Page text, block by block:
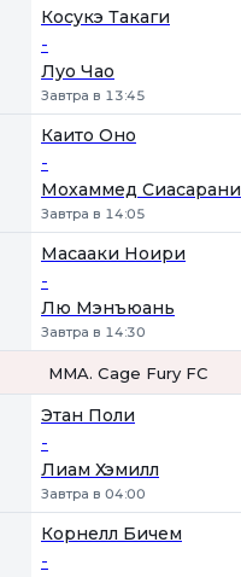
Косукэ Такаги
-
Луо Чао
Завтра в 13:45
Каито Оно
-
Мохаммед Сиасарани
Завтра в 14:05
Масааки Ноири
-
Лю Мэнъюань
Завтра в 14:30
MMA. Cage Fury FC
Этан Поли
-
Лиам Хэмилл
Завтра в 04:00
Корнелл Бичем
-